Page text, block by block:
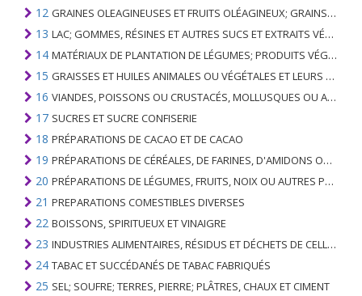
12 GRAINES OLEAGINEUSES ET FRUITS OLÉAGINEUX; GRAINS DIVERS, GRAINES ET FRUITS, PLANTES INDUSTRIELLES OU MÉDICINALES; PAILLE ET FOURRAGE
13 LAC; GOMMES, RÉSINES ET AUTRES SUCS ET EXTRAITS VÉGÉTAUX
14 MATÉRIAUX DE PLANTATION DE LÉGUMES; PRODUITS VÉGÉTAUX NON DÉNOMMÉS NI COMPRIS AILLEURS
15 GRAISSES ET HUILES ANIMALES OU VÉGÉTALES ET LEURS PRODUITS DE CLIVAGE; GRAISSES ANIMALES PRÉPARÉES; CIRES ANIMALES OU VÉGÉTALES
16 VIANDES, POISSONS OU CRUSTACÉS, MOLLUSQUES OU AUTRES INVERTÉBRÉS AQUATIQUES; PRÉPARATIONS DE CELLES-CI
17 SUCRES ET SUCRE CONFISERIE
18 PRÉPARATIONS DE CACAO ET DE CACAO
19 PRÉPARATIONS DE CÉRÉALES, DE FARINES, D'AMIDONS OU DE LAIT; PRODUITS DE PATISSERIE
20 PRÉPARATIONS DE LÉGUMES, FRUITS, NOIX OU AUTRES PARTIES DE PLANTES
21 PREPARATIONS COMESTIBLES DIVERSES
22 BOISSONS, SPIRITUEUX ET VINAIGRE
23 INDUSTRIES ALIMENTAIRES, RÉSIDUS ET DÉCHETS DE CELLES-CI; FOURRAGE ANIMAL PRÉPARÉ
24 TABAC ET SUCCÉDANÉS DE TABAC FABRIQUÉS
25 SEL; SOUFRE; TERRES, PIERRE; PLÂTRES, CHAUX ET CIMENT